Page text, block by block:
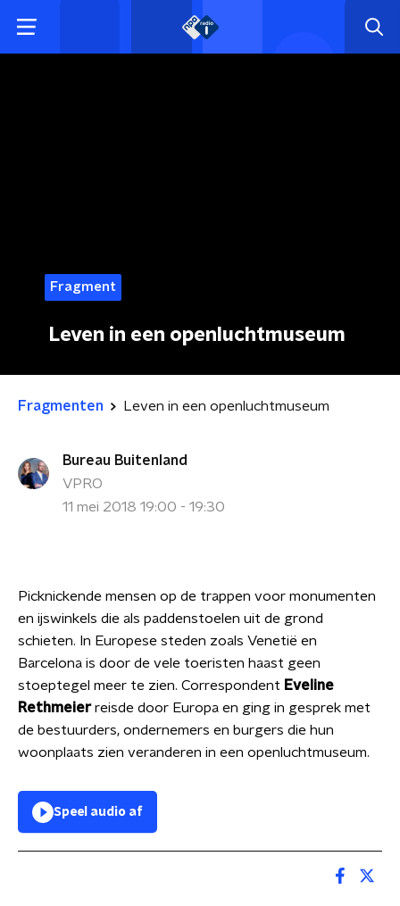
Fragment
Leven in een openluchtmuseum
Fragmenten Leven in een openluchtmuseum
Bureau Buitenland
VPRO
11 mei 2018 19:00 - 19:30
Picknickende mensen op de trappen voor monumenten
en ijswinkels die als paddenstoelen uit de grond
schieten. In Europese steden zoals Venetië en
Barcelona is door de vele toeristen haast geen
stoeptegel meer te zien. Correspondent Eveline
Rethmeierreisde door Europa en ging in gesprek met
de bestuurders, ondernemers en burgers die hun
woonplaats zien veranderen in een openluchtmuseum.
Speel audio af